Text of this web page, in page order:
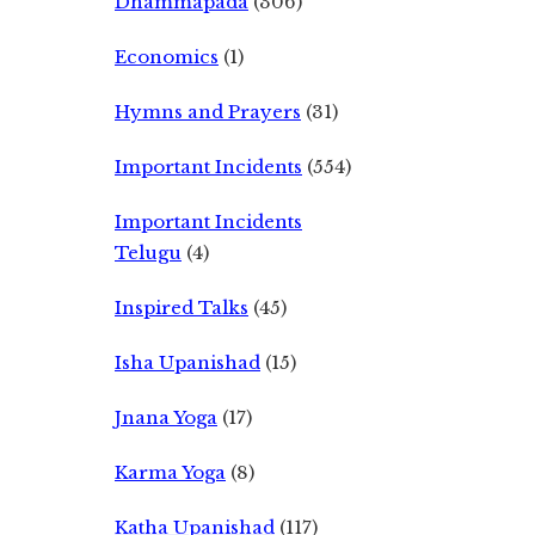
Economics (1)
Hymns and Prayers (31)
Important Incidents (554)
Important Incidents
Telugu (4)
Inspired Talks (45)
Isha Upanishad (15)
Jnana Yoga (17)
Karma Yoga (8)
Katha Upanishad (117)